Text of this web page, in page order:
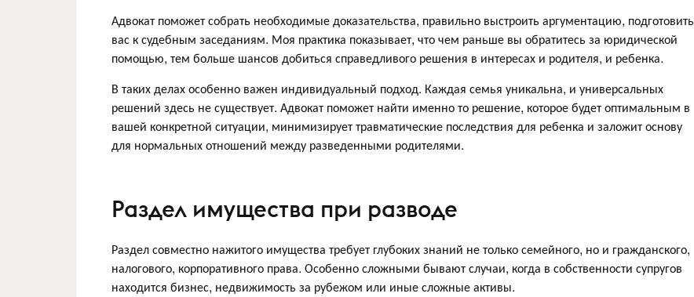
Адвокат поможет собрать необходимые доказательства, правильно выстроить аргументацию, подготовить
вас к судебным заседаниям. Моя практика показывает, что чем раньше вы обратитесь за юридической
помощью, тем больше шансов добиться справедливого решения в интересах и родителя, и ребенка.
В таких делах особенно важен индивидуальный подход. Каждая семья уникальна, и универсальных
решений здесь не существует. Адвокат поможет найти именно то решение, которое будет оптимальным в
вашей конкретной ситуации, минимизирует травматические последствия для ребенка и заложит основу
для нормальных отношений между разведенными родителями.
Раздел имущества при разводе
Раздел совместно нажитого имущества требует глубоких знаний не только семейного, но и гражданского,
налогового, корпоративного права. Особенно сложными бывают случаи, когда в собственности супругов
находится бизнес, недвижимость за рубежом или иные сложные активы.